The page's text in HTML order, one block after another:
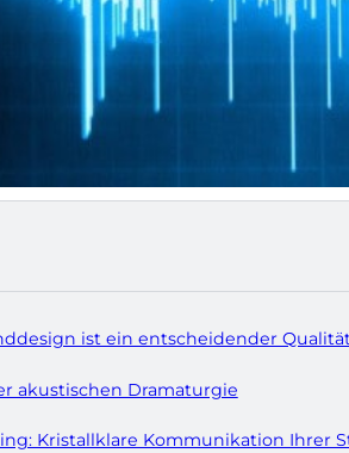
ist ein entscheidender
akustischen Dramaturgie
Kristallklare Kommunikation Ihrer